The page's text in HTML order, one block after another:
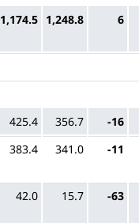
1,174.5 1,248.8 6
425.4 356.7
-16
383.4 341.0 -11
42.0 15.7 -63